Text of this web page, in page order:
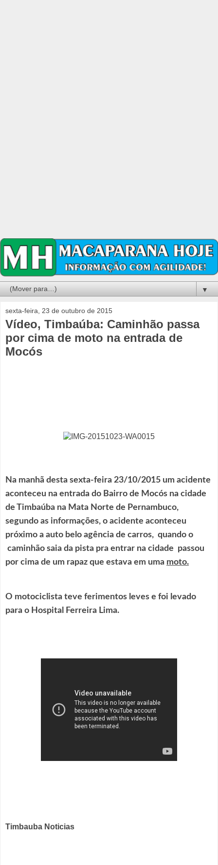
▼
sexta-feira, 23 de outubro de 2015
Vídeo, Timbaúba: Caminhão passa
por cima de moto na entrada de
Mocós
Na manhã desta sexta-feira 23/10/2015 um acidente
aconteceu na entrada do Bairro de Mocós na cidade
de Timbaúba na Mata Norte de Pernambuco,
segundo as informações, o acidente aconteceu
próximo a auto belo agência de carros, quando o
caminhão saia da pista pra entrar na cidade passou
por cima de um rapaz que estava em uma moto.
O motociclista teve ferimentos leves e foi levado
para o Hospital Ferreira Lima.
Timbauba Noticias